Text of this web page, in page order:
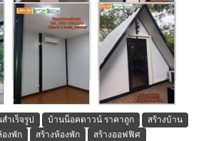
ำเร็จรูป บ้านน็อคดาวน์ ราคาถูก
สร้างบ้าน
องพัก สร้างห้องพัก
สร้างออฟฟิศ